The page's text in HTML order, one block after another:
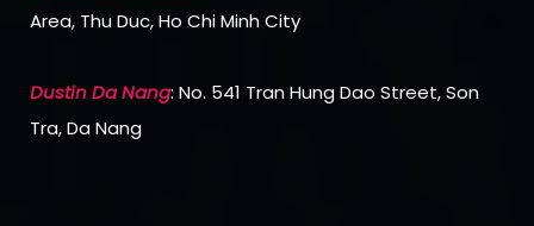
Area, Thu Duc, Ho Chi Minh City
Dustin Da Nang: No. 541 Tran Hung Dao Street, Son
Tra, Da Nang